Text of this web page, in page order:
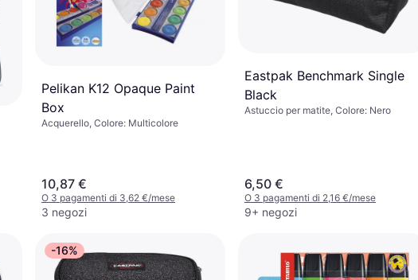
Pelikan K12 Opaque Paint
Box
Acquerello, Colore: Multicolore
10,87 €
O 3 pagamenti di 3,62 €/mese
3 negozi
Eastpak Benchmark Single
Black
Astuccio per matite, Colore: Nero
6,50 €
O 3 pagamenti di 2,16 €/mese
9+ negozi
-16%